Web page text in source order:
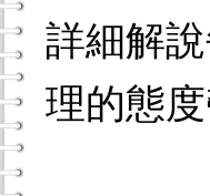
詳細解
理的態